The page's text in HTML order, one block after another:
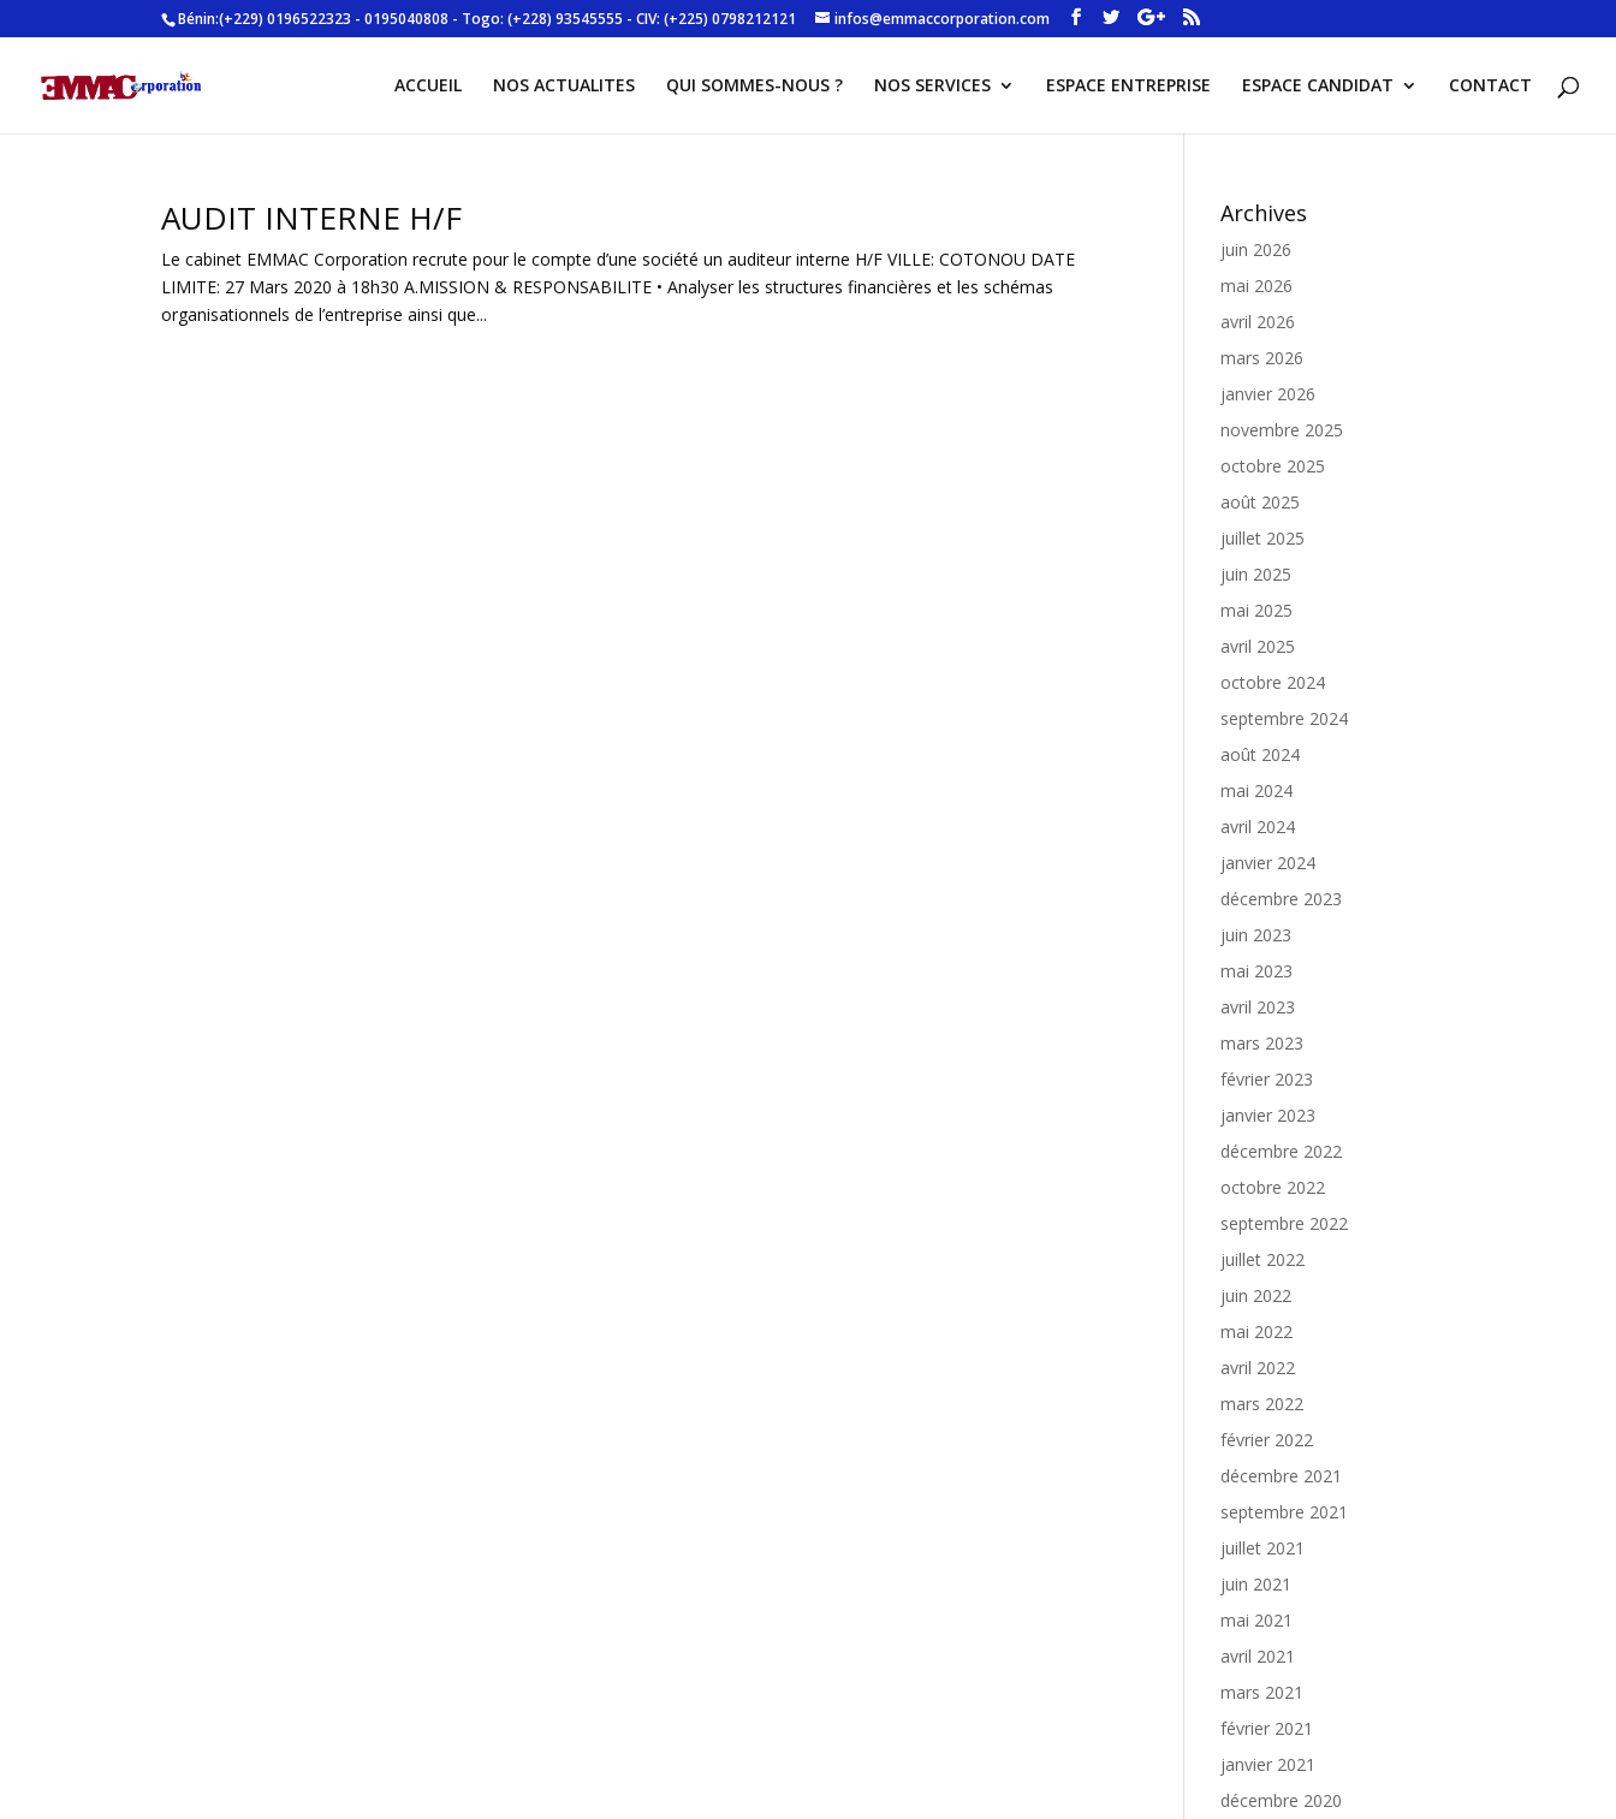
Bénin:(+229) 0196522323 - 0195040808 - Togo: (+228) 93545555 - CIV: (+225) 0798212121 infos@emmaccorporation.com
ACCUEIL NOS ACTUALITES QUI SOMMES-NOUS ? NOS SERVICES ESPACE ENTREPRISE ESPACE CANDIDAT CONTACT
AUDIT INTERNE H/F
Le cabinet EMMAC Corporation recrute pour le compte d’une société un auditeur interne H/F VILLE: COTONOU DATE
LIMITE: 27 Mars 2020 à 18h30 A.MISSION & RESPONSABILITE • Analyser les structures financières et les schémas
organisationnels de l’entreprise ainsi que...
Archives
juin 2026
mai 2026
avril 2026
mars 2026
janvier 2026
novembre 2025
octobre 2025
août 2025
juillet 2025
juin 2025
mai 2025
avril 2025
octobre 2024
septembre 2024
août 2024
mai 2024
avril 2024
janvier 2024
décembre 2023
juin 2023
mai 2023
avril 2023
mars 2023
février 2023
janvier 2023
décembre 2022
octobre 2022
septembre 2022
juillet 2022
juin 2022
mai 2022
avril 2022
mars 2022
février 2022
décembre 2021
septembre 2021
juillet 2021
juin 2021
mai 2021
avril 2021
mars 2021
février 2021
janvier 2021
décembre 2020